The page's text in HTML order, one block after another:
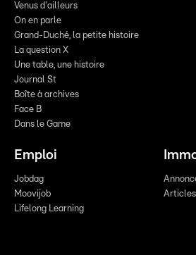
Venus d'ailleurs
On en parle
Grand-Duché, la petite histoire
La question X
Une table, une histoire
Journal St
Boîte à archives
Face B
Dans le Game
Emploi
Jobdag
Moovijob
Lifelong Learning
Articles